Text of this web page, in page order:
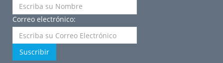
Correo electrónico:
Suscribir